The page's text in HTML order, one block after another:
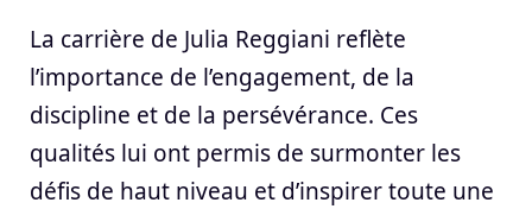
La carrière de Julia Reggiani reflète
l’importance de l’engagement, de la
discipline et de la persévérance. Ces
qualités lui ont permis de surmonter les
défis de haut niveau et d’inspirer toute une